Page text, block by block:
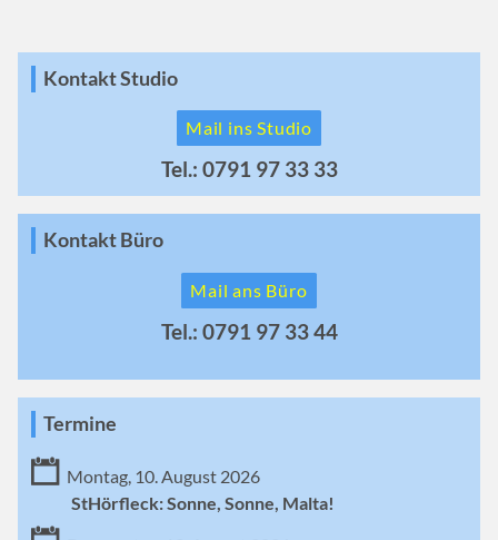
Kontakt Studio
Mail ins Studio
Tel.: 0791 97 33 33
Kontakt Büro
Mail ans Büro
Tel.: 0791 97 33 44
Termine
Montag, 10. August 2026
StHörfleck: Sonne, Sonne, Malta!